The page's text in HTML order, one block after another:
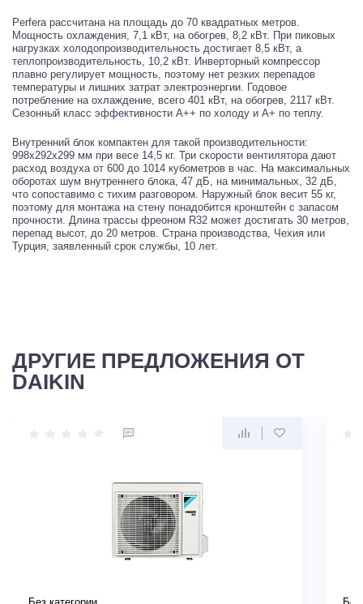
Perfera рассчитана на площадь до 70 квадратных метров.
Мощность охлаждения, 7,1 кВт, на обогрев, 8,2 кВт. При пиковых
нагрузках холодопроизводительность достигает 8,5 кВт, а
теплопроизводительность, 10,2 кВт. Инверторный компрессор
плавно регулирует мощность, поэтому нет резких перепадов
температуры и лишних затрат электроэнергии. Годовое
потребление на охлаждение, всего 401 кВт, на обогрев, 2117 кВт.
Сезонный класс эффективности A++ по холоду и A+ по теплу.
Внутренний блок компактен для такой производительности:
998x292x299 мм при весе 14,5 кг. Три скорости вентилятора дают
расход воздуха от 600 до 1014 кубометров в час. На максимальных
оборотах шум внутреннего блока, 47 дБ, на минимальных, 32 дБ,
что сопоставимо с тихим разговором. Наружный блок весит 55 кг,
поэтому для монтажа на стену понадобится кронштейн с запасом
прочности. Длина трассы фреоном R32 может достигать 30 метров,
перепад высот, до 20 метров. Страна производства, Чехия или
Турция, заявленный срок службы, 10 лет.
ДРУГИЕ ПРЕДЛОЖЕНИЯ ОТ
DAIKIN